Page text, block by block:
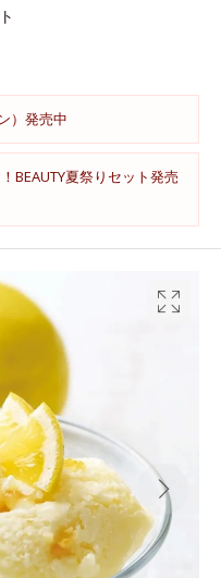
）発売中
BEAUTY夏祭りセット発売